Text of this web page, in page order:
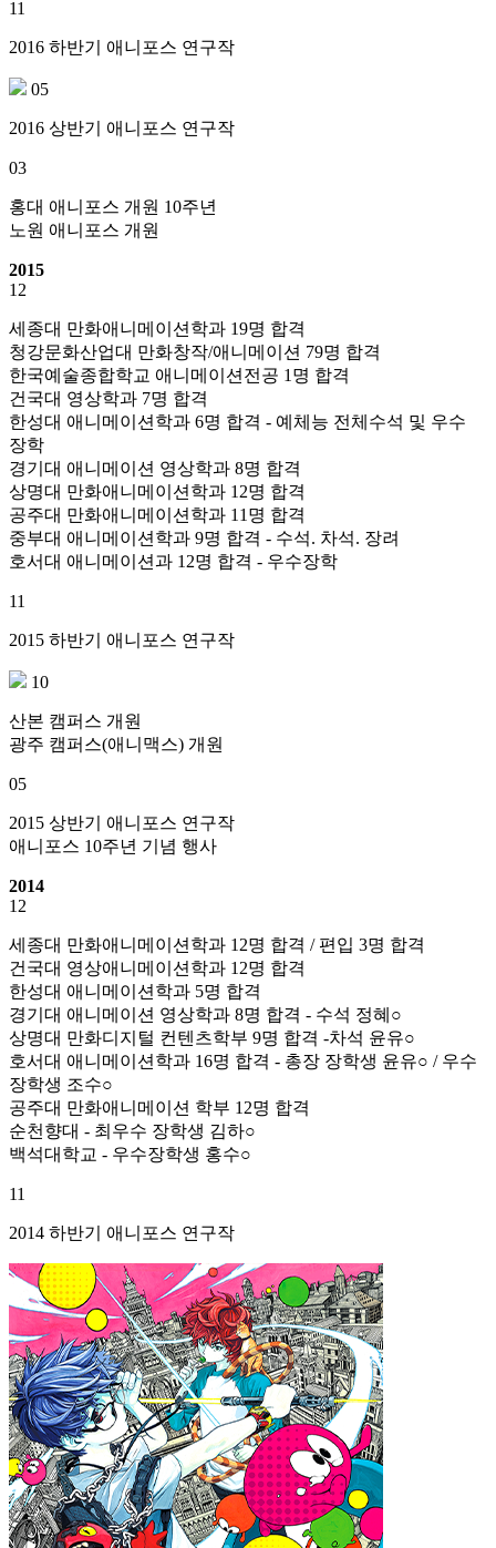
11
2016 하반기 애니포스 연구작
05
2016 상반기 애니포스 연구작
03
홍대 애니포스 개원 10주년
노원 애니포스 개원
2015
12
세종대 만화애니메이션학과 19명 합격
청강문화산업대 만화창작/애니메이션 79명 합격
한국예술종합학교 애니메이션전공 1명 합격
건국대 영상학과 7명 합격
한성대 애니메이션학과 6명 합격 - 예체능 전체수석 및 우수
장학
경기대 애니메이션 영상학과 8명 합격
상명대 만화애니메이션학과 12명 합격
공주대 만화애니메이션학과 11명 합격
중부대 애니메이션학과 9명 합격 - 수석. 차석. 장려
호서대 애니메이션과 12명 합격 - 우수장학
11
2015 하반기 애니포스 연구작
10
산본 캠퍼스 개원
광주 캠퍼스(애니맥스) 개원
05
2015 상반기 애니포스 연구작
애니포스 10주년 기념 행사
2014
12
세종대 만화애니메이션학과 12명 합격 / 편입 3명 합격
건국대 영상애니메이션학과 12명 합격
한성대 애니메이션학과 5명 합격
경기대 애니메이션 영상학과 8명 합격 - 수석 정혜○
상명대 만화디지털 컨텐츠학부 9명 합격 -차석 윤유○
호서대 애니메이션학과 16명 합격 - 총장 장학생 윤유○ / 우수
장학생 조수○
공주대 만화애니메이션 학부 12명 합격
순천향대 - 최우수 장학생 김하○
백석대학교 - 우수장학생 홍수○
11
2014 하반기 애니포스 연구작